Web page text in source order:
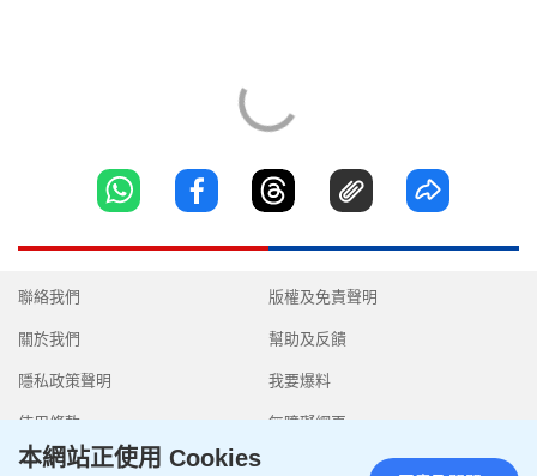
聯絡我們
關於我們
隱私政策聲明
使用條款
版權及免責聲明
幫助及反饋
我要爆料
無障礙網頁
本網站正使用 Cookies